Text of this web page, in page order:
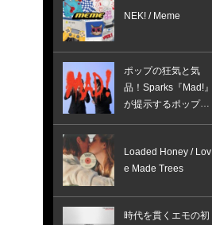
NEK! / Meme
ポップの狂気と気
品！Sparks『Mad!』
が提示するポップ・
Loaded Honey / Lov
e Made Trees
時代を貫くエモの初